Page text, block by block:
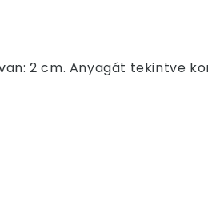
2 cm. Anyagát tekintve